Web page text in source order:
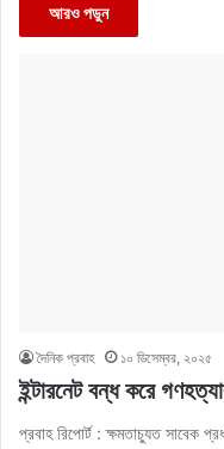
আরও পড়ুন
দৈনিক প্রবাহ ১০ ডিসেম্বর, ২০২৫
ইন্টারনেট বন্ধ করে
প্রবাহ রিপোর্ট : ক্ষমতাচ্যুত সাবেক